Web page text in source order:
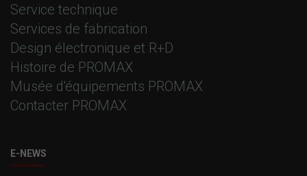
Service technique
Services de fabrication
Design électronique et R+D
Histoire de PROMAX
Musée d'équipements PROMAX
Contacter PROMAX
E-NEWS